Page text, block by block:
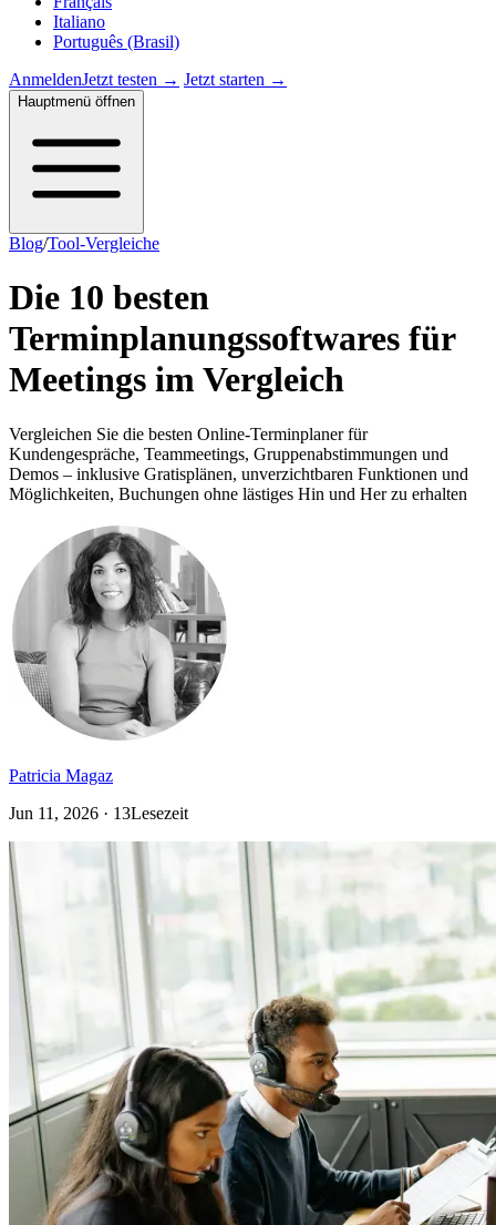
Italiano
Português (Brasil)
AnmeldenJetzt testen → Jetzt starten →
Hauptmenü öffnen
Blog/Tool-Vergleiche
Die 10 besten
Terminplanungssoftwares für
Meetings im Vergleich
Vergleichen Sie die besten Online-Terminplaner für
Kundengespräche, Teammeetings, Gruppenabstimmungen und
Demos – inklusive Gratisplänen, unverzichtbaren Funktionen und
Möglichkeiten, Buchungen ohne lästiges Hin und Her zu erhalten
Patricia Magaz
Jun 11, 2026 · 13Lesezeit